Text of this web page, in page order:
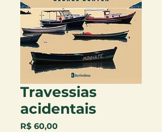
Travessias
acidentais
R$ 60,00Preço